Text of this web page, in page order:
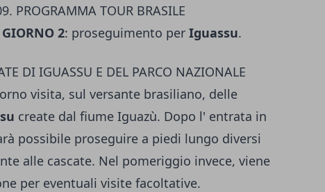
PROGRAMMA TOUR BRASILE
GIORNO 2: proseguimento per Iguassu.
DI IGUASSU E DEL PARCO NAZIONALE
visita, sul versante brasiliano, delle
create dal fiume Iguazù. Dopo l' entrata in
possibile proseguire a piedi lungo diversi
alle cascate. Nel pomeriggio invece, viene
per eventuali visite facoltative.